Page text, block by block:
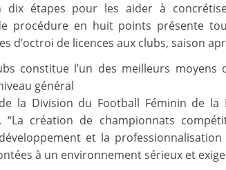
dix étapes pour les aider à
procédure en huit points présente
d’octroi de licences aux clubs, saison
constitue l’un des meilleurs moyens
général
la Division du Football Féminin de la
création de championnats
et la
à un environnement sérieux et